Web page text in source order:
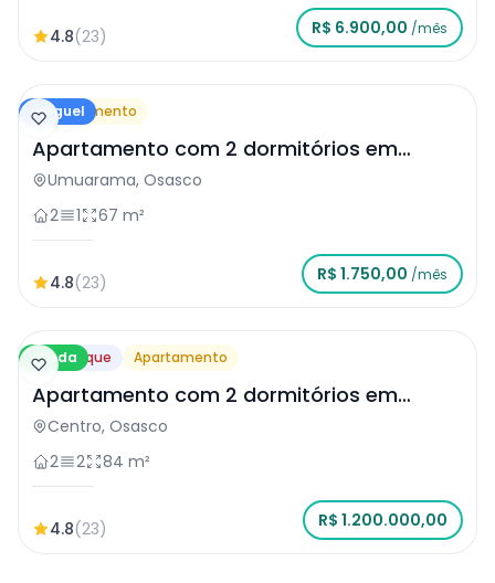
4.8(23) R$ 6.900,00 /mês
Aluguel
Apartamento
Apartamento com 2 dormitórios em
Osasco
Umuarama, Osasco
2
1 67 m²
4.8(23) R$ 1.750,00 /mês
Venda
Destaque Apartamento
Apartamento com 2 dormitórios em
Osasco
Centro, Osasco
2
2 84 m²
4.8(23) R$ 1.200.000,00